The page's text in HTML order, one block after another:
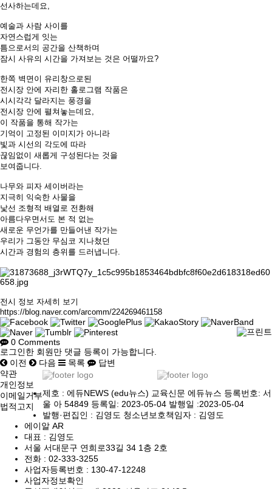
선사하는데요,
예술과 사람 사이를
자연스럽게 잇는
틈으로서의 공간을 산책하며
잠시 사유의 시간을 가져보는 것은 어떨까요?
한쪽 벽면이 유리창으로된
전시장 안에 자리한 홀로그램 작품은
시시각각 달라지는 풍경을
전시장 안에 펼쳐놓는데요,
이 작품을 통해 작가는
기억이 고정된 이미지가 아니라
빛과 시선의 각도에 따라
끊임없이 새롭게 구성된다는 것을
보여줍니다.
나무와 피자 세이버라는
지극히 익숙한 사물을
낯선 조형적 배열로 전환해
아름다우면서도 본 적 없는
새로운 무언가를 만들어낸 작가는
우리가 그동안 무심코 지나쳤던
시간과 경험의 층위를 드러냅니다
전시 정보 자세히 보기
https://blog.naver.com/arcomm/224269461158
0 Comments
로그인한 회원만 댓글 등록이 가능합니다.
이전
다음 목록
답변
약관
개인정보
이메일거부
법적고지
제호 : 에듀NEWS (edu뉴스) 교육신문 에듀뉴스 등록번호: 서
울 아 54849 등록일: 2023-05-04 발행일 :2023-05-04
발행·편집인 : 김영도 청소년보호책임자 : 김영도
에이알 AR
대표 : 김영도
서울 서대문구 연희로33길 34 1층 2호
전화 : 02-333-3255
사업자등록번호 : 130-47-12248
사업자정보확인